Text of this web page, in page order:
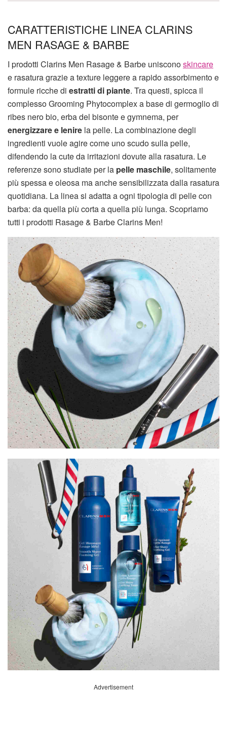
CARATTERISTICHE LINEA CLARINS
MEN RASAGE & BARBE
I prodotti Clarins Men Rasage & Barbe unisconoskincare
e rasatura grazie a texture leggere a rapido assorbimento e
formule ricche di estratti di piante. Tra questi, spicca il
complesso Grooming Phytocomplex a base di germoglio di
ribes nero bio, erba del bisonte e gymnema, per
energizzare e lenire la pelle. La combinazione degli
ingredienti vuole agire come uno scudo sulla pelle,
difendendo la cute da irritazioni dovute alla rasatura. Le
referenze sono studiate per la pelle maschile, solitamente
più spessa e oleosa ma anche sensibilizzata dalla rasatura
quotidiana. La linea si adatta a ogni tipologia di pelle con
barba: da quella più corta a quella più lunga. Scopriamo
tutti i prodotti Rasage & Barbe Clarins Men!
Advertisement